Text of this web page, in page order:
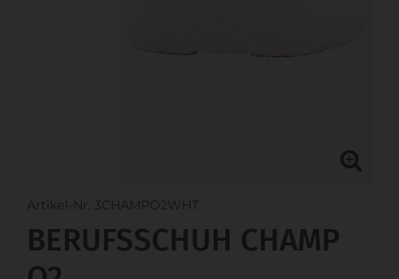
Artikel-Nr. 3CHAMPO2WHT
BERUFSSCHUH CHAMP